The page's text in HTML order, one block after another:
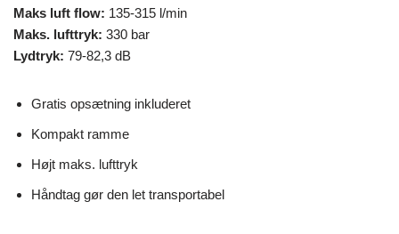
Maks luft flow: 135-315 l/min
Maks. lufttryk: 330 bar
Lydtryk: 79-82,3 dB
Gratis opsætning inkluderet
Kompakt ramme
Højt maks. lufttryk
Håndtag gør den let transportabel